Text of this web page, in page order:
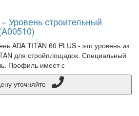
Уровень строительный
ADA TITAN 60 PLUS - это уровень из
для стройплощадок. Специальный
Профиль имеет с